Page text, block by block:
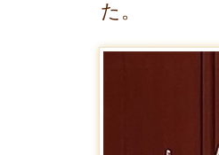
た。